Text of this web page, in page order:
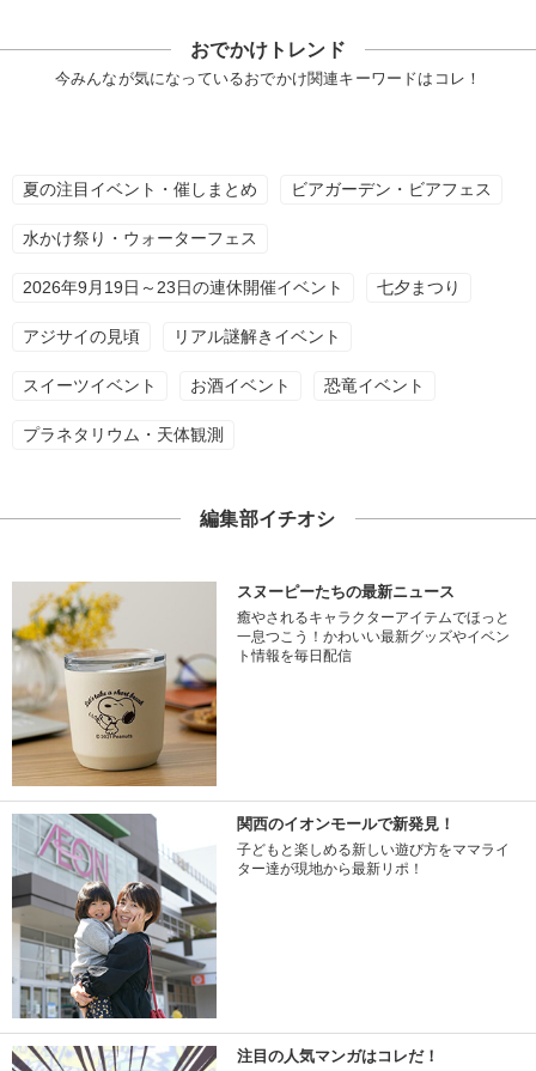
おでかけトレンド
今みんなが気になっているおでかけ関連キーワードはコレ！
夏の注目イベント・催しまとめ ビアガーデン・ビアフェス
水かけ祭り・ウォーターフェス
2026年9月19日～23日の連休開催イベント 七夕まつり
アジサイの見頃 リアル謎解きイベント
スイーツイベント お酒イベント 恐竜イベント
プラネタリウム・天体観測
編集部イチオシ
スヌーピーたちの最新ニュース
癒やされるキャラクターアイテムでほっと
一息つこう！かわいい最新グッズやイベン
ト情報を毎日配信
関西のイオンモールで新発見！
子どもと楽しめる新しい遊び方をママライ
ター達が現地から最新リポ！
注目の人気マンガはコレだ！